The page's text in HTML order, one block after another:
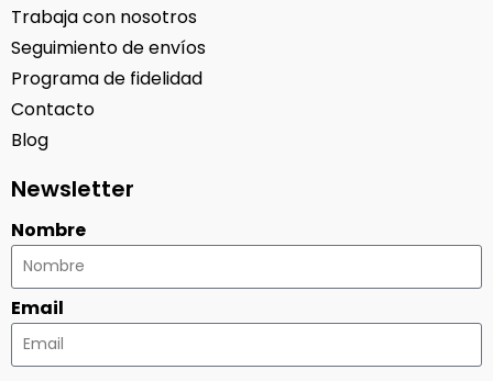
Trabaja con nosotros
Seguimiento de envíos
Programa de fidelidad
Contacto
Blog
Newsletter
Nombre
Email